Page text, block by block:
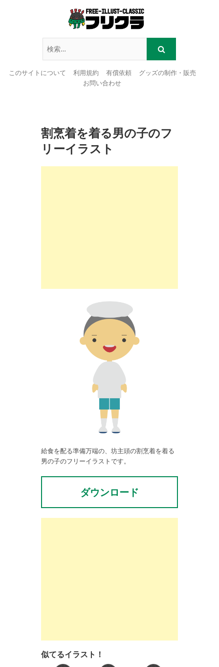
このサイトについて 利用規約 有償依頼
グッズの制作・販売
お問い合わせ
割烹着を着る男の子のフ
リーイラスト
給食を配る準備万端の、坊主頭の割烹着を着る
男の子のフリーイラストです。
ダウンロード
似てるイラスト！